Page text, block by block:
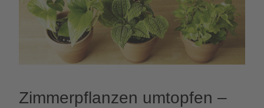
Zimmerpflanzen umtopfen –